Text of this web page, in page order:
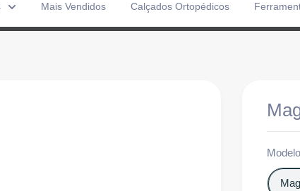
Mais Vendidos Calçados Ortopédicos